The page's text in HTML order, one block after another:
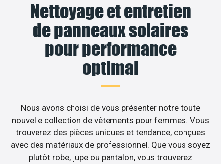
Nettoyage et entretien
de panneaux solaires
pour performance
optimal
Nous avons choisi de vous présenter notre toute
nouvelle collection de vêtements pour femmes. Vous
trouverez des pièces uniques et tendance, conçues
avec des matériaux de professionnel. Que vous soyez
plutôt robe, jupe ou pantalon, vous trouverez